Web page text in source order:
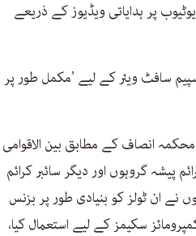
پر ہدایاتی ویڈیوز کے ذریعے
سافٹ ویئر کے لیے ’مکمل طور پر
انصاف کے مطابق بین الاقوامی
پیشہ گروہوں اور دیگر سائبر کرائم
نے ان ٹولز کو بنیادی طور پر بزنس
سکیمز کے لیے استعمال کیا،